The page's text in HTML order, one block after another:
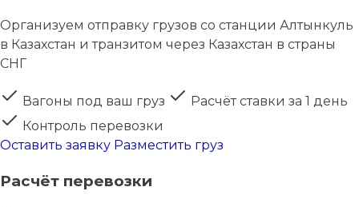
Организуем отправку грузов со станции Алтынкуль
в Казахстан и транзитом через Казахстан в страны
СНГ
Вагоны под ваш груз
Расчёт ставки за 1 день
Контроль перевозки
Оставить заявку Разместить груз
Расчёт перевозки